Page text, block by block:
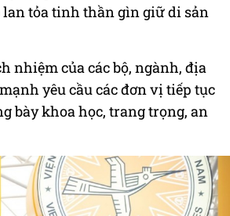
tỏa tinh thần gìn giữ di sản
nhiệm của các bộ, ngành, địa
yêu cầu các đơn vị tiếp tục
bày khoa học, trang trọng, an